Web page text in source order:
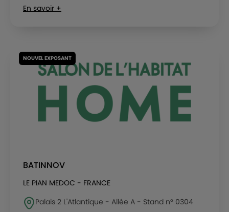
En savoir +
NOUVEL EXPOSANT
BATINNOV
LE PIAN MEDOC - FRANCE
Palais 2 L'Atlantique - Allée A - Stand n° 0304